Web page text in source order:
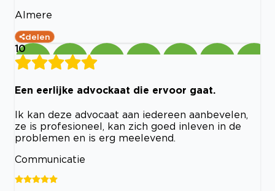
Almere
delen
10
Een eerlijke advockaat die ervoor gaat.
Ik kan deze advocaat aan iedereen aanbevelen,
ze is profesioneel, kan zich goed inleven in de
problemen en is erg meelevend.
Communicatie